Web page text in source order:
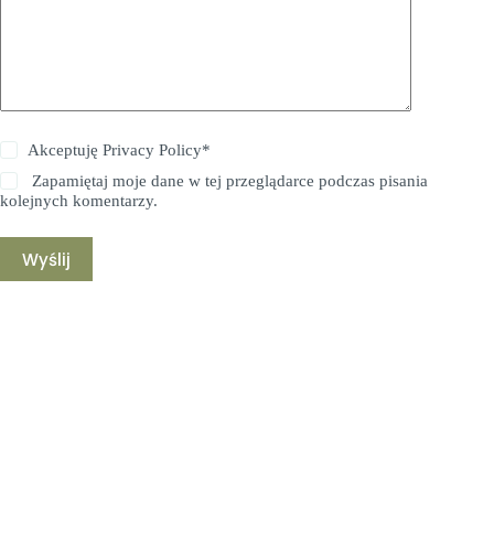
AkceptujęPrivacy Policy*
Zapamiętaj moje dane w tej przeglądarce podczas pisania
kolejnych komentarzy.
Wyślij